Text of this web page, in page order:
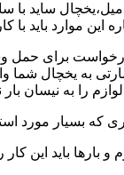
ساید با
این موارد باید
برای حمل
به یخچال شما
را به نیسان بار
که بسیار مورد
بارها باید این